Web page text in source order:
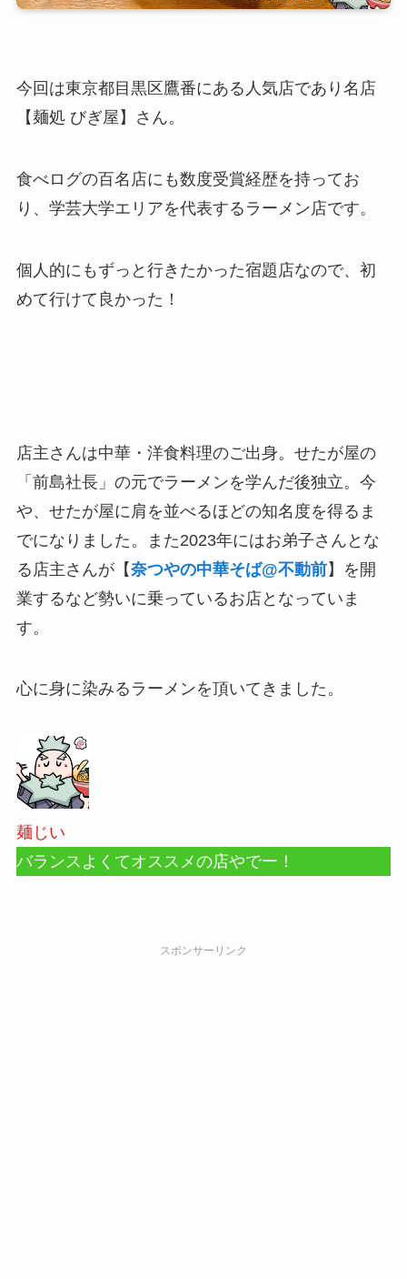
今回は東京都目黒区鷹番にある人気店であり名店
【麺処 びぎ屋】さん。
食べログの百名店にも数度受賞経歴を持ってお
り、学芸大学エリアを代表するラーメン店です。
個人的にもずっと行きたかった宿題店なので、初
めて行けて良かった！
店主さんは中華・洋食料理のご出身。せたが屋の
「前島社長」の元でラーメンを学んだ後独立。今
や、せたが屋に肩を並べるほどの知名度を得るま
でになりました。また2023年にはお弟子さんとな
る店主さんが【奈つやの中華そば@不動前】を開
業するなど勢いに乗っているお店となっていま
す。
心に身に染みるラーメンを頂いてきました。
麺じい
バランスよくてオススメの店やでー！
スポンサーリンク